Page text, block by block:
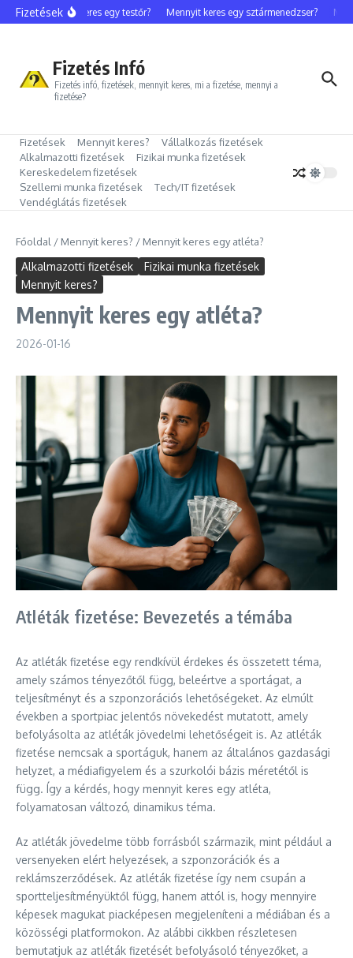
Ugrás a tartalomhoz
Fizetések
Mennyit keres egy testőr? Mennyit keres egy sztármenedzser?
Fizetés Infó
Fizetés infó, fizetések, mennyit keres, mi a fizetése, mennyi a
fizetése?
Fizetések Mennyit keres?
Vállalkozás fizetések
Alkalmazotti fizetések
Fizikai munka fizetések
Kereskedelem fizetések
Szellemi munka fizetések
Tech/IT fizetések
Vendéglátás fizetések
Főoldal / Mennyit keres? / Mennyit keres egy atléta?
Alkalmazotti fizetések
Fizikai munka fizetések
Mennyit keres?
Mennyit keres egy atléta?
2026-01-16
Atléták fizetése: Bevezetés a témába
Az atléták fizetése egy rendkívül érdekes és összetett téma,
amely számos tényezőtől függ, beleértve a sportágat, a
teljesítményt és a szponzorációs lehetőségeket. Az elmúlt
években a sportpiac jelentős növekedést mutatott, amely
befolyásolta az atléták jövedelmi lehetőségeit is. Az atléták
fizetése nemcsak a sportáguk, hanem az általános gazdasági
helyzet, a médiafigyelem és a szurkolói bázis méretétől is
függ. Így a kérdés, hogy mennyit keres egy atléta,
folyamatosan változó, dinamikus téma.
Az atléták jövedelme több forrásból származik, mint például a
versenyeken elért helyezések, a szponzorációk és a
reklámszerződések. Az atléták fizetése így nem csupán a
sportteljesítményüktől függ, hanem attól is, hogy mennyire
képesek magukat piacképesen megjeleníteni a médiában és a
közösségi platformokon. Az alábbi cikkben részletesen
bemutatjuk az atléták fizetését befolyásoló tényezőket, a